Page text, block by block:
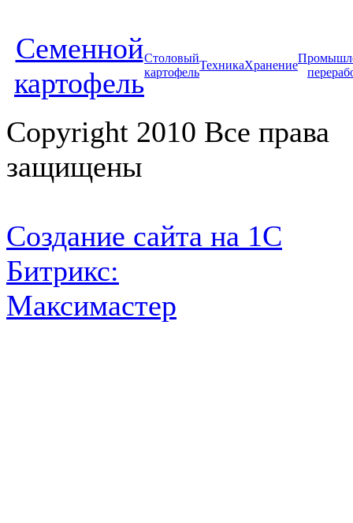
Cеменной
картофель
Столовый
картофель
ТехникаХранение
Copyright 2010 Все права
защищены
Создание сайта на 1С
Битрикс:
Максимастер